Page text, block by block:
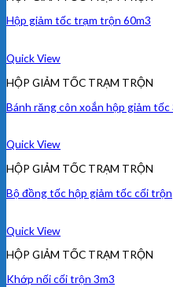
Hộp giảm tốc trạm trộn 60m3
Quick View
HỘP GIẢM TỐC TRẠM TRỘN
Bánh răng côn xoắn hộp giảm tốc
Quick View
HỘP GIẢM TỐC TRẠM TRỘN
Bộ đồng tốc hộp giảm tốc cối trộn
Quick View
HỘP GIẢM TỐC TRẠM TRỘN
Khớp nối cối trộn 3m3